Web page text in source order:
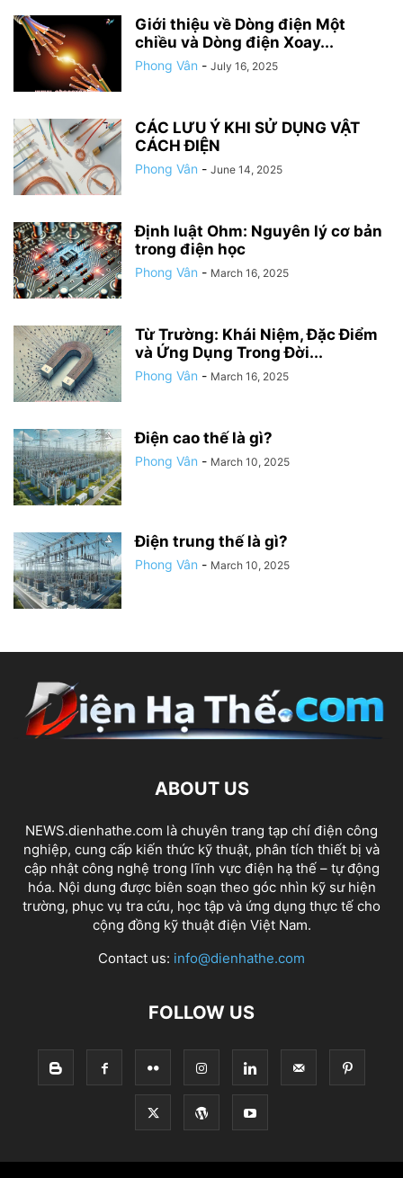
Giới thiệu về Dòng điện Một
chiều và Dòng điện Xoay...
Phong Vân - July 16, 2025
CÁC LƯU Ý KHI SỬ DỤNG VẬT
CÁCH ĐIỆN
Phong Vân - June 14, 2025
Định luật Ohm: Nguyên lý cơ bản
trong điện học
Phong Vân - March 16, 2025
Từ Trường: Khái Niệm, Đặc Điểm
và Ứng Dụng Trong Đời...
Phong Vân - March 16, 2025
Điện cao thế là gì?
Phong Vân - March 10, 2025
Điện trung thế là gì?
Phong Vân - March 10, 2025
ABOUT US
NEWS.dienhathe.com là chuyên trang tạp chí điện công
nghiệp, cung cấp kiến thức kỹ thuật, phân tích thiết bị và
cập nhật công nghệ trong lĩnh vực điện hạ thế – tự động
hóa. Nội dung được biên soạn theo góc nhìn kỹ sư hiện
trường, phục vụ tra cứu, học tập và ứng dụng thực tế cho
cộng đồng kỹ thuật điện Việt Nam.
Contact us: info@dienhathe.com
FOLLOW US